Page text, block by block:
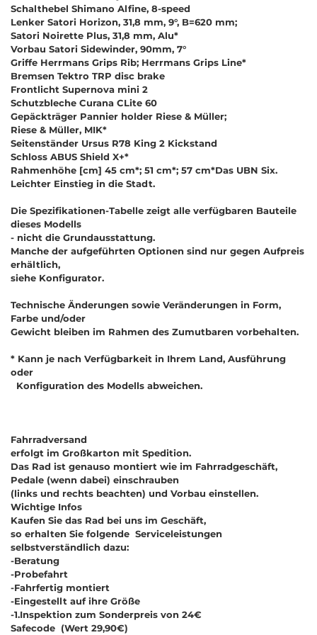
Schalthebel Shimano Alfine, 8-speed
Lenker Satori Horizon, 31,8 mm, 9°, B=620 mm;
Satori Noirette Plus, 31,8 mm, Alu*
Vorbau Satori Sidewinder, 90mm, 7°
Griffe Herrmans Grips Rib; Herrmans Grips Line*
Bremsen Tektro TRP disc brake
Frontlicht Supernova mini 2
Schutzbleche Curana CLite 60
Gepäckträger Pannier holder Riese & Müller;
Riese & Müller, MIK*
Seitenständer Ursus R78 King 2 Kickstand
Schloss ABUS Shield X+*
Rahmenhöhe [cm] 45 cm*; 51 cm*; 57 cm*Das UBN Six.
Leichter Einstieg in die Stadt.
Die Spezifikationen-Tabelle zeigt alle verfügbaren Bauteile
dieses Modells
- nicht die Grundausstattung.
Manche der aufgeführten Optionen sind nur gegen Aufpreis
erhältlich,
siehe Konfigurator.
Technische Änderungen sowie Veränderungen in Form,
Farbe und/oder
Gewicht bleiben im Rahmen des Zumutbaren vorbehalten.
* Kann je nach Verfügbarkeit in Ihrem Land, Ausführung
oder
Konfiguration des Modells abweichen.
Fahrradversand
erfolgt im Großkarton mit Spedition.
Das Rad ist genauso montiert wie im Fahrradgeschäft,
Pedale (wenn dabei) einschrauben
(links und rechts beachten) und Vorbau einstellen.
Wichtige Infos
Kaufen Sie das Rad bei uns im Geschäft,
so erhalten Sie folgende Serviceleistungen
selbstverständlich dazu:
-Beratung
-Probefahrt
-Fahrfertig montiert
-Eingestellt auf ihre Größe
-1.Inspektion zum Sonderpreis von 24€
Safecode (Wert 29,90€)